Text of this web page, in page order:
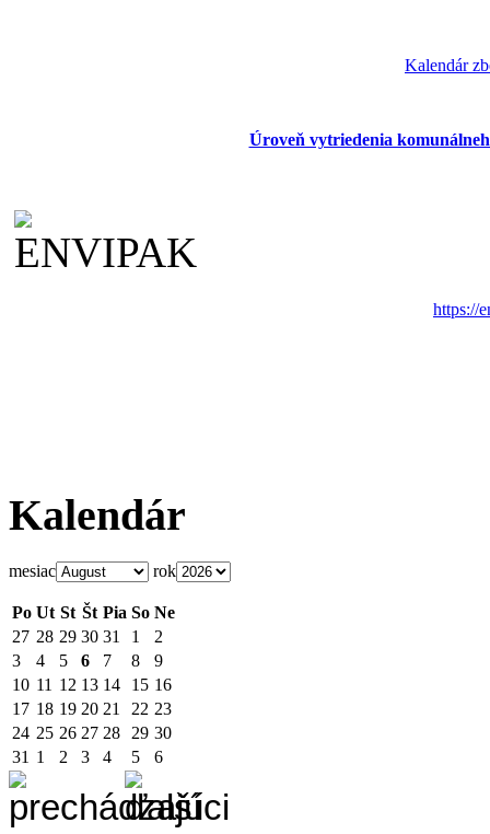
Kalendár
Úroveň vytriedenia
https://
Kalendár
mesiac rok
Po Ut St Št Pia So Ne
27 28 29 30 31 1
2
3
4 5 6 7 8
9
10 11 12 13 14 15 16
17 18 19 20 21 22 23
24 25 26 27 28 29 30
31 1 2 3 4 5 6